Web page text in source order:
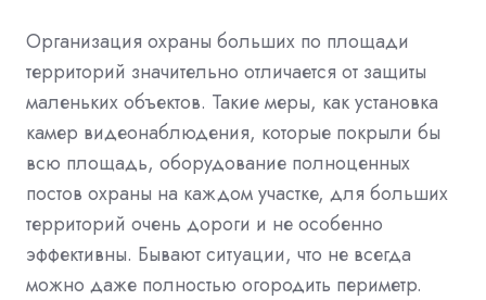
Организация охраны больших по площади
территорий значительно отличается от защиты
маленьких объектов. Такие меры, как установка
камер видеонаблюдения, которые покрыли бы
всю площадь, оборудование полноценных
постов охраны на каждом участке, для больших
территорий очень дороги и не особенно
эффективны. Бывают ситуации, что не всегда
можно даже полностью огородить периметр.